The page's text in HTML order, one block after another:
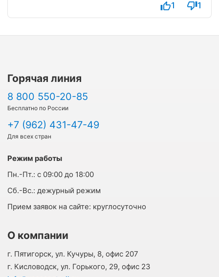
1 1
Горячая линия
8 800 550-20-85
Бесплатно по России
+7 (962) 431-47-49
Для всех стран
Режим работы
Пн.-Пт.: с 09:00 до 18:00
Cб.-Вс.: дежурный режим
Прием заявок на сайте: круглосуточно
О компании
г. Пятигорск, ул. Кучуры, 8, офис 207
г. Кисловодск, ул. Горького, 29, офис 23